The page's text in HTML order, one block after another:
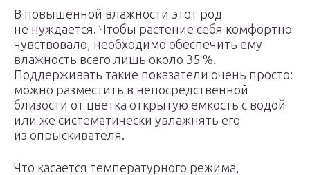
В повышенной влажности этот род
не нуждается. Чтобы растение себя комфортно
чувствовало, необходимо обеспечить ему
влажность всего лишь около 35 %.
Поддерживать такие показатели очень просто:
можно разместить в непосредственной
близости от цветка открытую емкость с водой
или же систематически увлажнять его
из опрыскивателя.
Что касается температурного режима,